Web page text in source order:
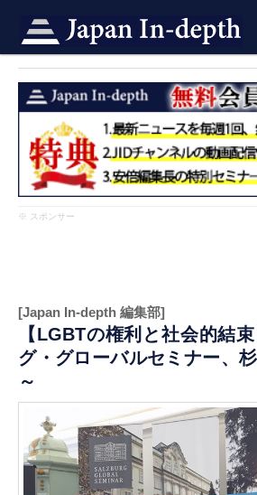
※ スポンサー
[Japan In-depth 編集部]
【LGBTの権利と社会的結
グ・グローバルセミナー、
～